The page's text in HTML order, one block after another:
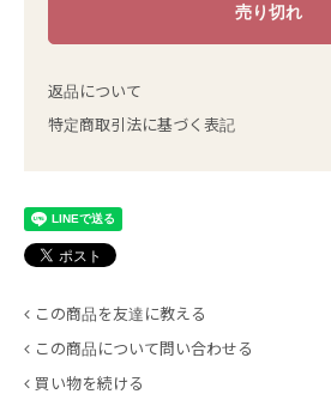
返品について
特定商取引法に基づく表記
この商品を友達に教える
この商品について問い合わせる
買い物を続ける